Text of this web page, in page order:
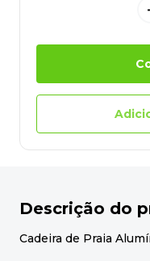
Descrição do
Cadeira de Praia